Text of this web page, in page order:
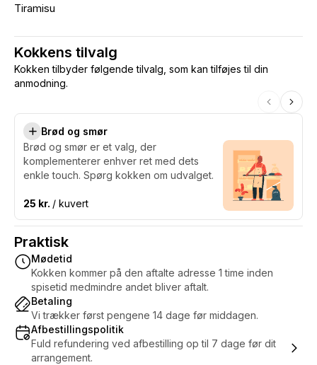
Tiramisu
Kokkens tilvalg
Kokken tilbyder følgende tilvalg, som kan tilføjes til din
anmodning.
Brød og smør
Brød og smør er et valg, der
komplementerer enhver ret med dets
enkle touch. Spørg kokken om udvalget.
25 kr. / kuvert
Praktisk
Mødetid
Kokken kommer på den aftalte adresse 1 time inden
spisetid medmindre andet bliver aftalt.
Betaling
Vi trækker først pengene 14 dage før middagen.
Afbestillingspolitik
Fuld refundering ved afbestilling op til 7 dage før dit
arrangement.